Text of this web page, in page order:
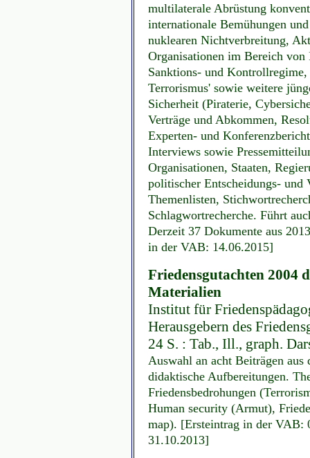
multilaterale Abrüstung
internationale Bemühungen
nuklearen Nichtverbreitung,
Organisationen im Bereich
Sanktions- und
Terrorismus' sowie weitere
Sicherheit (Piraterie,
Verträge und Abkommen,
Experten- und
Interviews sowie
Organisationen, Staaten,
politischer Entscheidungs- und
Themenlisten,
Schlagwortrecherche. Führt
Derzeit 37 Dokumente aus
in der VAB: 14.06.2015]
Friedensgutachten 2004
Materialien
Institut für
Herausgebern des
24 S. : Tab., Ill., graph.
Auswahl an acht Beiträgen aus
didaktische Aufbereitungen.
Friedensbedrohungen
Human security (Armut),
map). [Ersteintrag in der
31.10.2013]